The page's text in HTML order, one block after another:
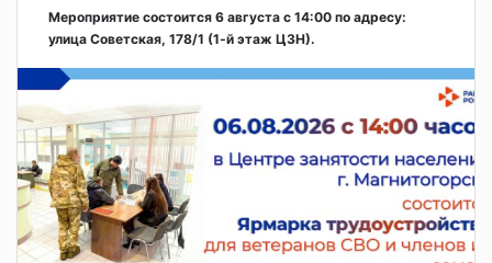
Мероприятие состоится 6 августа с 14:00 по адресу:
улица Советская, 178/1 (1‑й этаж ЦЗН).